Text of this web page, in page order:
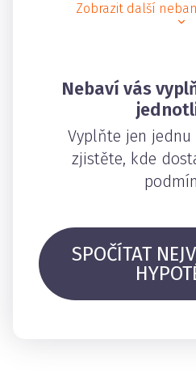
Zobrazit další
Nebaví vás
Vyplňte jen
zjistěte, kde
SPOČÍTAT